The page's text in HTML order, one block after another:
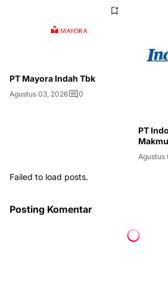
PT Mayora Indah Tbk
Agustus 03, 2026 0
PT
Agustus
Failed to load posts.
Posting Komentar